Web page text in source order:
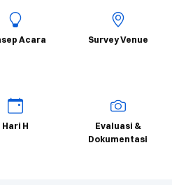
Acara Survey Venue
Hari H
Evaluasi &
Dokumentasi